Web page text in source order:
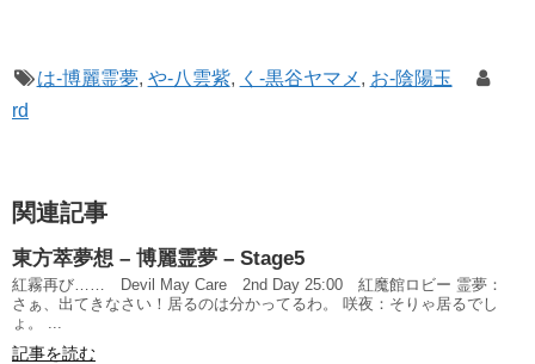
は-博麗霊夢, や-八雲紫, く-黒谷ヤマメ , お-陰陽玉
rd
関連記事
東方萃夢想 – 博麗霊夢 – Stage5
紅霧再び…… Devil May Care 2nd Day 25:00 紅魔館ロビー 霊夢：
さぁ、出てきなさい！居るのは分かってるわ。 咲夜：そりゃ居るでし
ょ。 ...
記事を読む